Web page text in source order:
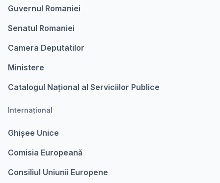
Guvernul Romaniei
Senatul Romaniei
Camera Deputatilor
Ministere
Catalogul Național al Serviciilor Publice
Internațional
Ghișee Unice
Comisia Europeanǎ
Consiliul Uniunii Europene